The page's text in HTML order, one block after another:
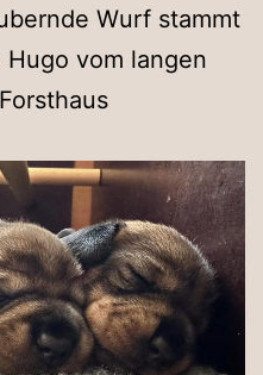
Wurf stammt
vom langen